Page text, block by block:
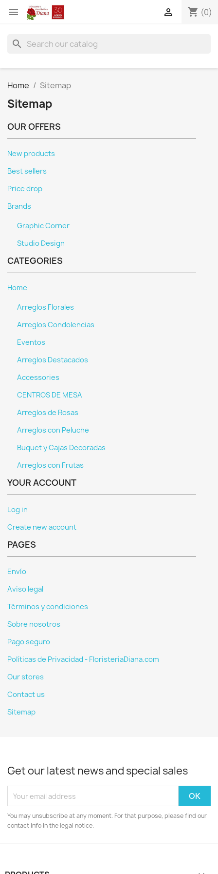
 shopping_cart (0)

search
Home Sitemap
Sitemap
OUR OFFERS
New products
Best sellers
Price drop
Brands
Graphic Corner
Studio Design
CATEGORIES
Home
Arreglos Florales
Arreglos Condolencias
Eventos
Arreglos Destacados
Accessories
CENTROS DE MESA
Arreglos de Rosas
Arreglos con Peluche
Buquet y Cajas Decoradas
Arreglos con Frutas
YOUR ACCOUNT
Log in
Create new account
PAGES
Envío
Aviso legal
Términos y condiciones
Sobre nosotros
Pago seguro
Políticas de Privacidad - FloristeriaDiana.com
Our stores
Contact us
Sitemap
Get our latest news and special sales
You may unsubscribe at any moment. For that purpose, please find our
contact info in the legal notice.